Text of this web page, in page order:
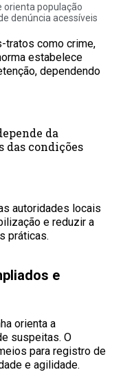
orienta população
denúncia acessíveis
tratos como crime,
estabelece
dependendo
da
das condições
autoridades locais
e reduzir a
práticas.
e
orienta a
suspeitas. O
para registro de
e agilidade.